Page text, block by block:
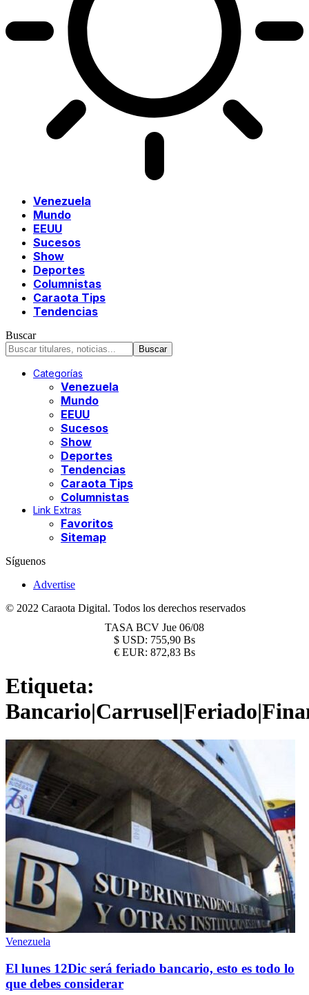
Venezuela
Mundo
EEUU
Sucesos
Show
Deportes
Columnistas
Caraota Tips
Tendencias
Buscar
Categorías
Venezuela
Mundo
EEUU
Sucesos
Show
Deportes
Tendencias
Caraota Tips
Columnistas
Link Extras
Favoritos
Sitemap
Síguenos
Advertise
© 2022 Caraota Digital. Todos los derechos reservados
TASA BCV Jue 06/08
$ USD: 755,90 Bs
€ EUR: 872,83 Bs
Etiqueta:
Venezuela
El lunes 12Dic será feriado bancario, esto es todo lo
que debes considerar